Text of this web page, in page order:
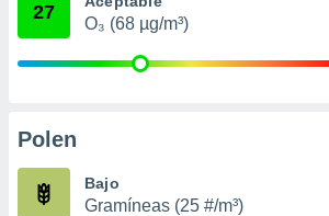
publicidad
27
O₃ (68 µg/m³)
Polen
Bajo
Gramíneas (25 #/m³)